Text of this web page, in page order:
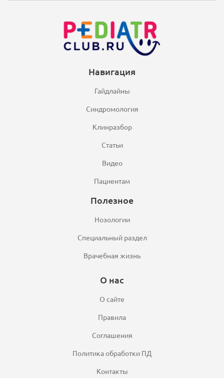
Навигация
Гайдлайны
Синдромология
Клинразбор
Статьи
Видео
Пациентам
Полезное
Нозологии
Специальный раздел
Врачебная жизнь
О нас
О сайте
Правила
Соглашения
Политика обработки ПД
Контакты